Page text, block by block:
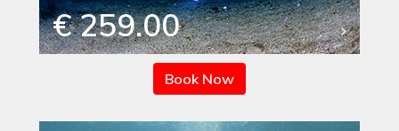
€ 259.00
Book Now